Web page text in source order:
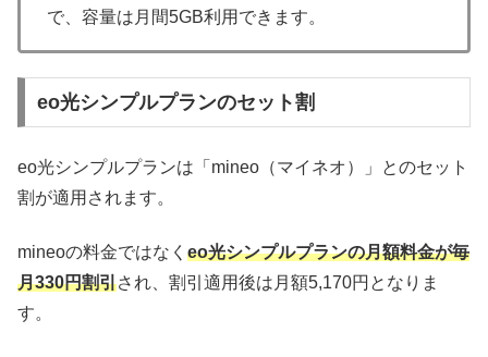
で、容量は月間5GB利用できます。
eo光シンプルプランのセット割
eo光シンプルプランは「mineo（マイネオ）」とのセット
割が適用されます。
mineoの料金ではなく eo光シンプルプランの月額料金が毎
月330円割引され、割引適用後は月額5,170円となりま
す。